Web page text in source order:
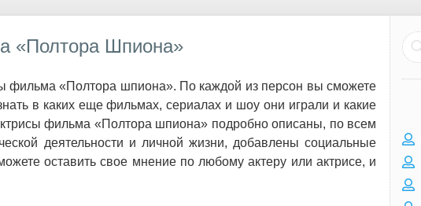
«Полтора Шпиона»
фильма «Полтора шпиона». По каждой из персон вы сможете
в каких еще фильмах, сериалах и шоу они играли и какие
фильма «Полтора шпиона» подробно описаны, по всем
деятельности и личной жизни, добавлены социальные
оставить свое мнение по любому актеру или актрисе, и